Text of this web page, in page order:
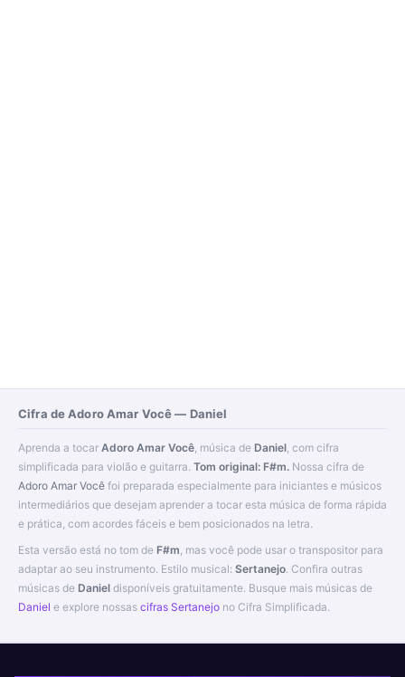
Cifra de Adoro Amar Você — Daniel
Aprenda a tocar Adoro Amar Você , música de Daniel , com cifra
simplificada para violão e guitarra. Tom original: F#m. Nossa cifra de
Adoro Amar Você foi preparada especialmente para iniciantes e músicos
intermediários que desejam aprender a tocar esta música de forma rápida
e prática, com acordes fáceis e bem posicionados na letra.
Esta versão está no tom de F#m , mas você pode usar o transpositor para
adaptar ao seu instrumento. Estilo musical: Sertanejo. Confira outras
músicas de Daniel disponíveis gratuitamente. Busque mais músicas de
Daniel e explore nossas cifras Sertanejo no Cifra Simplificada.